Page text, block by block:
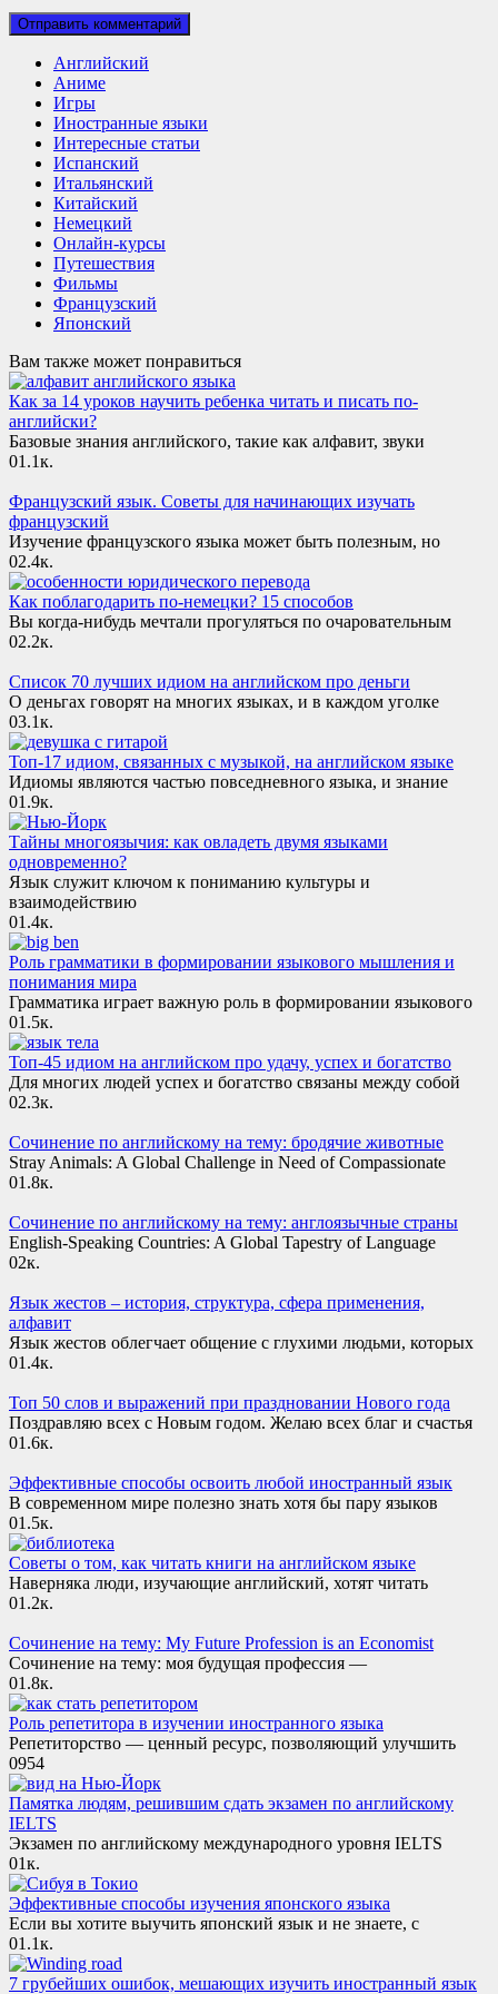
Английский
Аниме
Игры
Иностранные языки
Интересные статьи
Испанский
Итальянский
Китайский
Немецкий
Онлайн-курсы
Путешествия
Фильмы
Французский
Японский
Вам также может понравиться
Как за 14 уроков научить ребенка читать и писать по-
английски?
Базовые знания английского, такие как алфавит, звуки
01.1к.
Французский язык. Советы для начинающих изучать
французский
Изучение французского языка может быть полезным, но
02.4к.
Как поблагодарить по-немецки? 15 способов
Вы когда-нибудь мечтали прогуляться по очаровательным
02.2к.
Список 70 лучших идиом на английском про деньги
О деньгах говорят на многих языках, и в каждом уголке
03.1к.
Топ-17 идиом, связанных с музыкой, на английском языке
Идиомы являются частью повседневного языка, и знание
01.9к.
Тайны многоязычия: как овладеть двумя языками
одновременно?
Язык служит ключом к пониманию культуры и
взаимодействию
01.4к.
Роль грамматики в формировании языкового мышления и
понимания мира
Грамматика играет важную роль в формировании языкового
01.5к.
Топ-45 идиом на английском про удачу, успех и богатство
Для многих людей успех и богатство связаны между собой
02.3к.
Сочинение по английскому на тему: бродячие животные
Stray Animals: A Global Challenge in Need of Compassionate
01.8к.
Сочинение по английскому на тему: англоязычные страны
English-Speaking Countries: A Global Tapestry of Language
02к.
Язык жестов – история, структура, сфера применения,
алфавит
Язык жестов облегчает общение с глухими людьми, которых
01.4к.
Топ 50 слов и выражений при праздновании Нового года
Поздравляю всех с Новым годом. Желаю всех благ и счастья
01.6к.
Эффективные способы освоить любой иностранный язык
В современном мире полезно знать хотя бы пару языков
01.5к.
Советы о том, как читать книги на английском языке
Наверняка люди, изучающие английский, хотят читать
01.2к.
Сочинение на тему: My Future Profession is an Economist
Сочинение на тему: моя будущая профессия —
01.8к.
Роль репетитора в изучении иностранного языка
Репетиторство — ценный ресурс, позволяющий улучшить
0954
Памятка людям, решившим сдать экзамен по английскому
IELTS
Экзамен по английскому международного уровня IELTS
01к.
Эффективные способы изучения японского языка
Если вы хотите выучить японский язык и не знаете, с
01.1к.
7 грубейших ошибок, мешающих изучить иностранный язык